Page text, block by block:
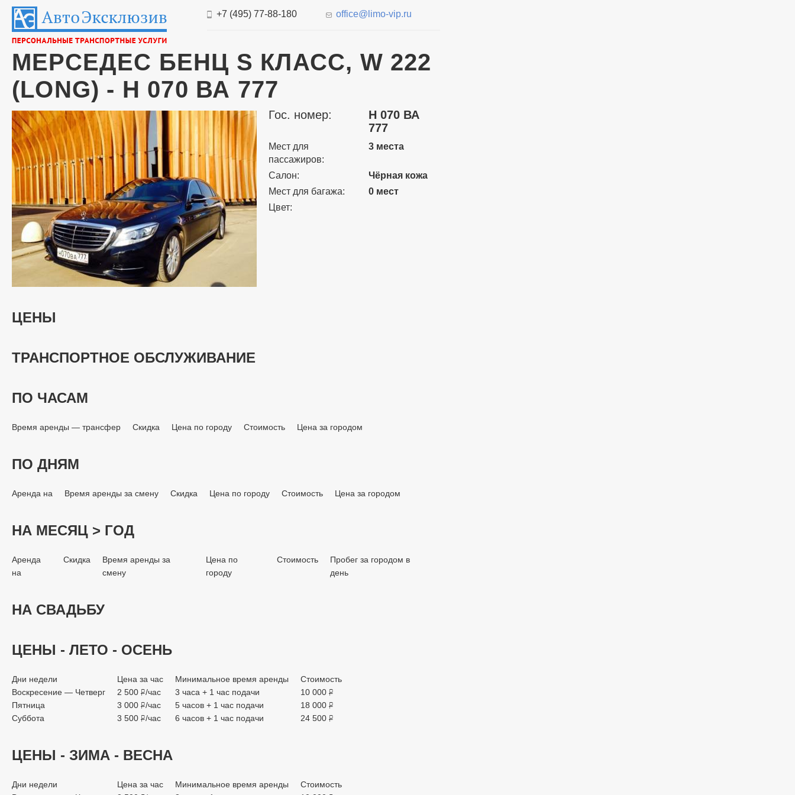
+7 (495) 77-88-180 office@limo-vip.ru
МЕРСЕДЕС БЕНЦ S КЛАСС, W 222
(LONG) - Н 070 ВА 777
Гос. номер:
Н 070 ВА
777
Мест для
пассажиров:
3 места
Салон:
Чёрная кожа
Мест для багажа:
0 мест
Цвет:
ЦЕНЫ
ТРАНСПОРТНОЕ ОБСЛУЖИВАНИЕ
ПО ЧАСАМ
Время аренды — трансфер Скидка Цена по городу Стоимость Цена за городом
ПО ДНЯМ
Аренда на Время аренды за смену Скидка Цена по городу Стоимость Цена за городом
НА МЕСЯЦ > ГОД
Аренда
на
Скидка
Время аренды за
смену
Цена по
городу
Стоимость
Пробег за городом в
день
НА СВАДЬБУ
ЦЕНЫ - ЛЕТО - ОСЕНЬ
Дни недели Цена за час Минимальное время аренды
Стоимость
Воскресение — Четверг
Пятница
Суббота
2 500 руб.
/час
3 000 руб.
/час
3 500 руб.
/час
3 часа + 1 час подачи
5 часов + 1 час подачи
6 часов + 1 час подачи
10 000 руб.
18 000 руб.
24 500 руб.
ЦЕНЫ - ЗИМА - ВЕСНА
Дни недели Цена за час Минимальное время аренды
Стоимость